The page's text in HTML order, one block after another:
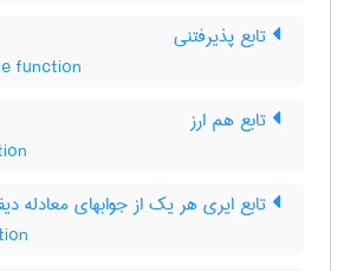
تابع پذیرفتنی
function
تابع هم ارز
تابع ایری هر یک از جوابهای معادله